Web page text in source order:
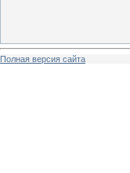
Полная версия сайта